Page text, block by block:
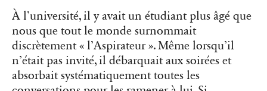
À l’université, il y avait un étudiant plus âgé que
nous que tout le monde surnommait
discrètement « l’Aspirateur ». Même lorsqu’il
n’était pas invité, il débarquait aux soirées et
absorbait systématiquement toutes les